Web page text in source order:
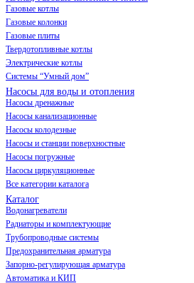
Газовые котлы
Газовые колонки
Газовые плиты
Твердотопливные котлы
Электрические котлы
Системы “Умный дом”
Насосы для воды и отопления
Насосы дренажные
Насосы канализационные
Насосы колодезные
Насосы и станции поверхностные
Насосы погружные
Насосы циркуляционные
Все категории каталога
Каталог
Водонагреватели
Радиаторы и комплектующие
Трубопроводные системы
Предохранительная арматура
Запорно-регулирующая арматура
Автоматика и КИП